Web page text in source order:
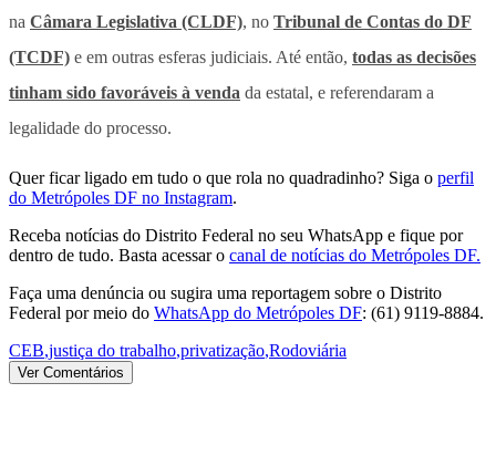
na Câmara Legislativa (CLDF), no Tribunal de Contas do DF
(TCDF) e em outras esferas judiciais. Até então, todas as decisões
tinham sido favoráveis à venda da estatal, e referendaram a
legalidade do processo.
Quer ficar ligado em tudo o que rola no quadradinho? Siga o perfil
do Metrópoles DF no Instagram.
Receba notícias do Distrito Federal no seu WhatsApp e fique por
dentro de tudo. Basta acessar o canal de notícias do Metrópoles DF.
Faça uma denúncia ou sugira uma reportagem sobre o Distrito
Federal por meio do WhatsApp do Metrópoles DF: (61) 9119-8884.
CEB,justiça do trabalho,privatização,Rodoviária
Ver Comentários